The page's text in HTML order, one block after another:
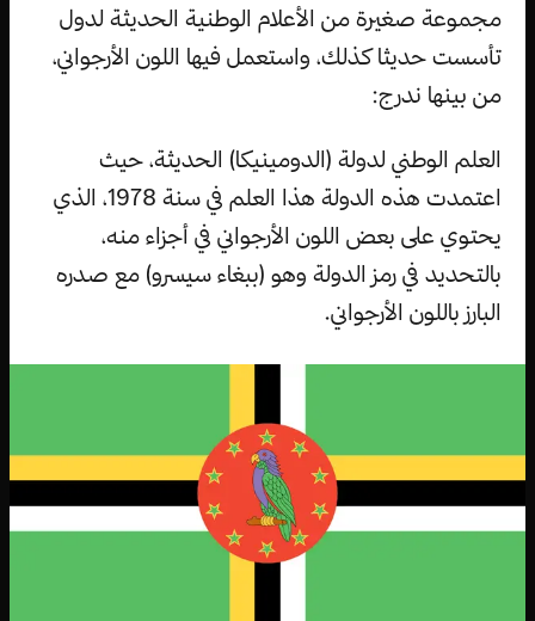
مجموعة صغيرة من الأعلام الوطنية الحديثة لدول
تأسست حديثا كذلك، واستعمل فيها اللون الأرجواني،
من بينها ندرج:
العلم الوطني لدولة (الدومينيكا) الحديثة، حيث
اعتمدت هذه الدولة هذا العلم في سنة 1978، الذي
يحتوي على بعض اللون الأرجواني في أجزاء منه،
بالتحديد في رمز الدولة وهو (ببغاء سيسرو) مع صدره
البارز باللون الأرجواني.